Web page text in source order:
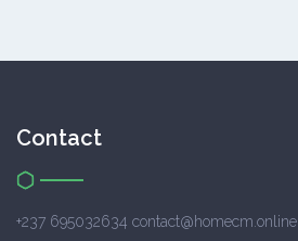
Contact
+237 695032634 contact@homecm.online